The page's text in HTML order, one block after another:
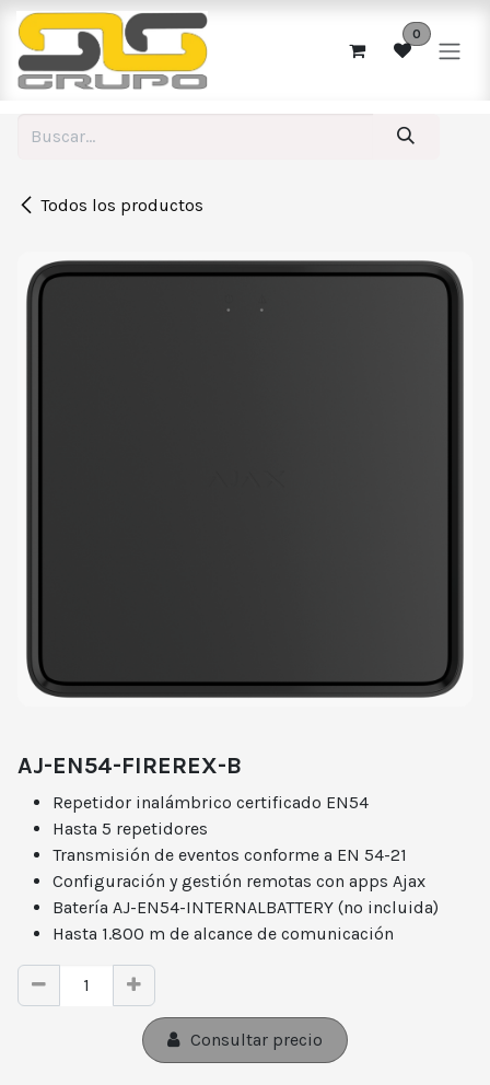
Ir al contenido
0
Todos los productos
AJ-EN54-FIREREX-B
Repetidor inalámbrico certificado EN54
Hasta 5 repetidores
Transmisión de eventos conforme a EN 54-21
Configuración y gestión remotas con apps Ajax
Batería AJ-EN54-INTERNALBATTERY (no incluida)
Hasta 1.800 m de alcance de comunicación
Consultar precio